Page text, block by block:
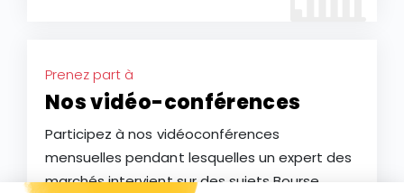
Prenez part à
Nos vidéo-conférences
Participez à nos vidéoconférences
mensuelles pendant lesquelles un expert des
marchés intervient sur des sujets Bourse,